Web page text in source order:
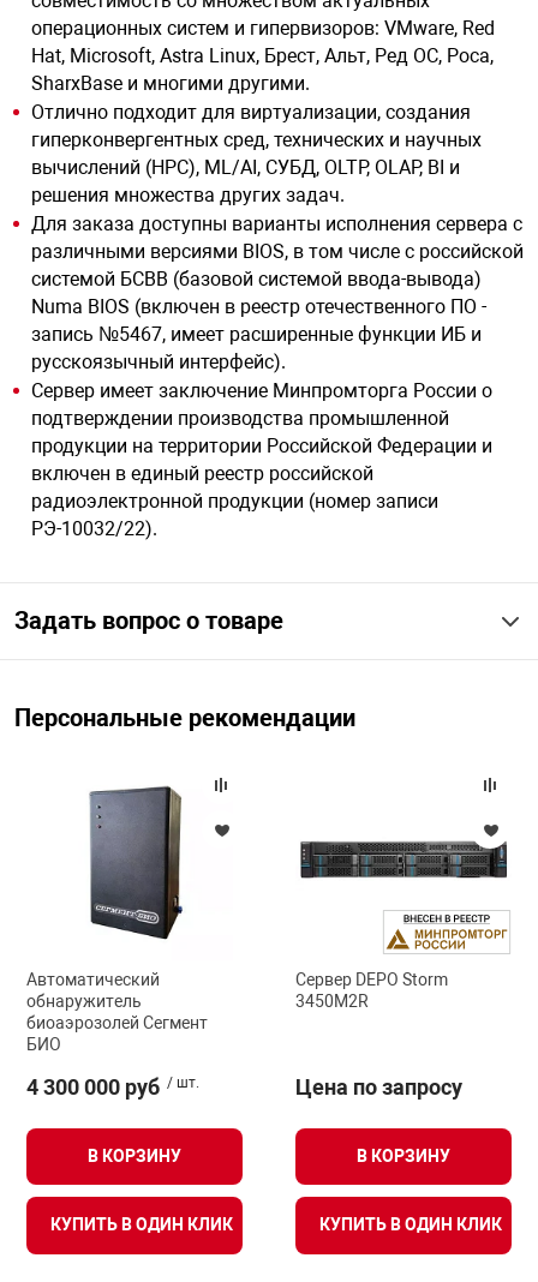
безопасность
оборудование
операционных систем и гипервизоров: VMware, Red
Hat, Microsoft, Astra Linux, Брест, Альт, Ред ОС, Роса,
SharxBase и многими другими.
Отлично подходит для виртуализации, создания
гиперконвергентных сред, технических и научных
вычислений (HPC), ML/AI, СУБД, OLTP, OLAP, BI и
решения множества других задач.
Для заказа доступны варианты исполнения сервера с
различными версиями BIOS, в том числе с российской
системой БСВВ (базовой системой ввода-вывода)
Numa BIOS (включен в реестр отечественного ПО -
запись №5467, имеет расширенные функции ИБ и
русскоязычный интерфейс).
Сервер имеет заключение Минпромторга России о
подтверждении производства промышленной
продукции на территории Российской Федерации и
включен в единый реестр российской
радиоэлектронной продукции (номер записи
РЭ-10032/22).
Задать вопрос о товаре
Персональные рекомендации
Автоматический
обнаружитель
биоаэрозолей Сегмент
БИО
4 300 000 руб / шт.
В КОРЗИНУ
КУПИТЬ В ОДИН КЛИК
Сервер DEPO Storm
3450M2R
Цена по запросу
В КОРЗИНУ
КУПИТЬ В ОДИН КЛИК